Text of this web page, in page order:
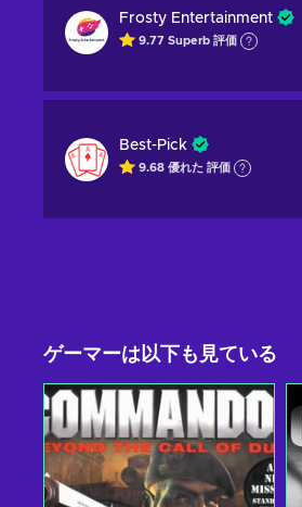
Frosty Entertainment
9.77 Superb 評価
Best-Pick
9.68 優れた 評価
ゲーマーは以下も見ている